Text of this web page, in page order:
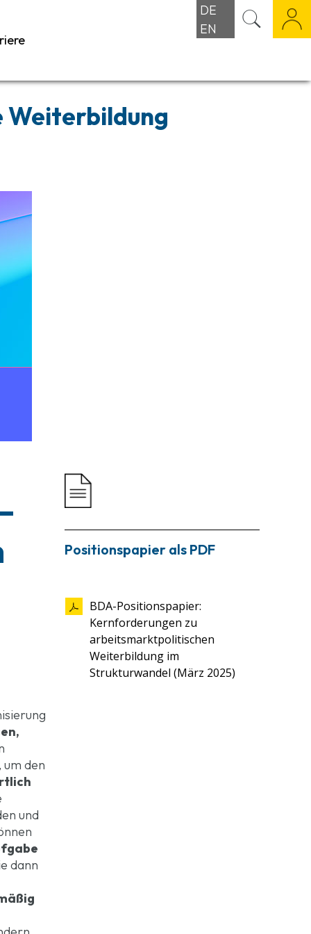
DE
EN
Weiterbildung
den
und
dann
Positionspapier als PDF
BDA-Positionspapier:
Kernforderungen zu
arbeitsmarktpolitischen
Weiterbildung im
Strukturwandel (März 2025)